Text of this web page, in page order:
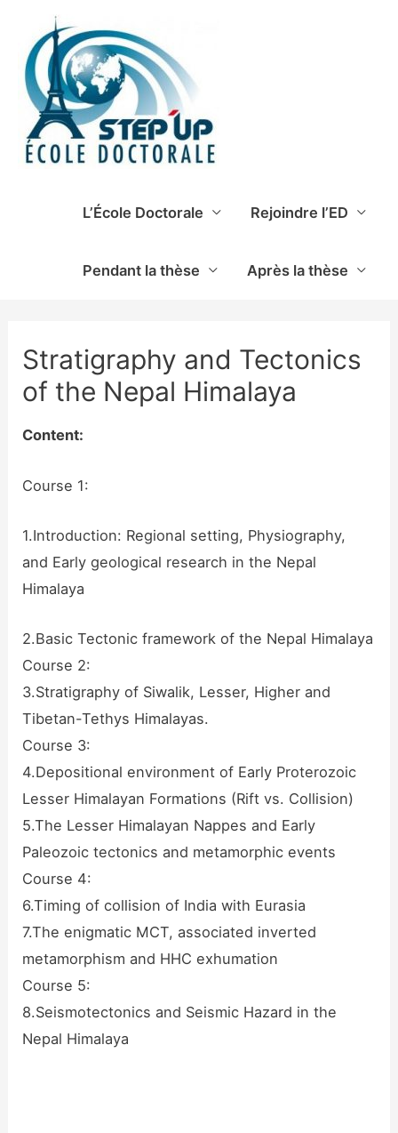
L’École Doctorale Rejoindre l’ED
Pendant la thèse Après la thèse
Stratigraphy and Tectonics
of the Nepal Himalaya
Content:
Course 1:
1.Introduction: Regional setting, Physiography,
and Early geological research in the Nepal
Himalaya
2.Basic Tectonic framework of the Nepal Himalaya
Course 2:
3.Stratigraphy of Siwalik, Lesser, Higher and
Tibetan-Tethys Himalayas.
Course 3:
4.Depositional environment of Early Proterozoic
Lesser Himalayan Formations (Rift vs. Collision)
5.The Lesser Himalayan Nappes and Early
Paleozoic tectonics and metamorphic events
Course 4:
6.Timing of collision of India with Eurasia
7.The enigmatic MCT, associated inverted
metamorphism and HHC exhumation
Course 5:
8.Seismotectonics and Seismic Hazard in the
Nepal Himalaya